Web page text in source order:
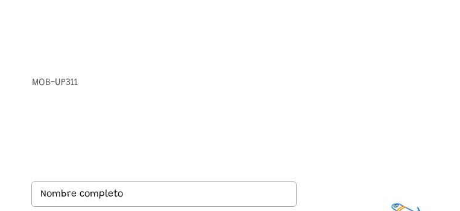
MOB-UP311